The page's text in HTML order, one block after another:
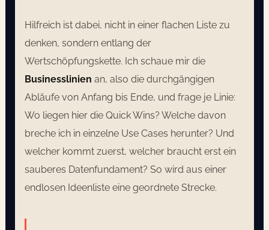
Hilfreich ist dabei, nicht in einer flachen Liste zu
denken, sondern entlang der
Wertschöpfungskette. Ich schaue mir die
Businesslinien an, also die durchgängigen
Abläufe von Anfang bis Ende, und frage je Linie:
Wo liegen hier die Quick Wins? Welche davon
breche ich in einzelne Use Cases herunter? Und
welcher kommt zuerst, welcher braucht erst ein
sauberes Datenfundament? So wird aus einer
endlosen Ideenliste eine geordnete Strecke.